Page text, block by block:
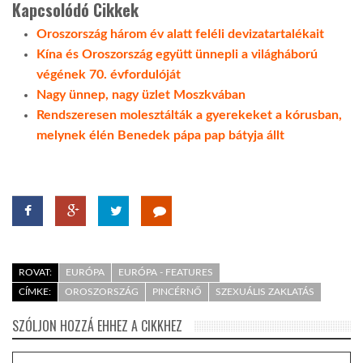
Kapcsolódó Cikkek
Oroszország három év alatt feléli devizatartalékait
Kína és Oroszország együtt ünnepli a világháború
végének 70. évfordulóját
Nagy ünnep, nagy üzlet Moszkvában
Rendszeresen molesztálták a gyerekeket a kórusban,
melynek élén Benedek pápa pap bátyja állt
ROVAT: EURÓPA
EURÓPA - FEATURES
CÍMKE:
OROSZORSZÁG PINCÉRNŐ SZEXUÁLIS ZAKLATÁS
SZÓLJON HOZZÁ EHHEZ A CIKKHEZ